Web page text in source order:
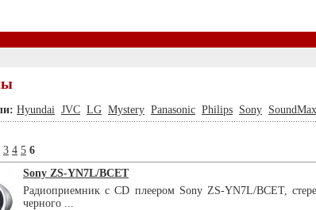
Hyundai JVC LG Mystery Panasonic Philips Sony SoundMax
3 4 5 6
Sony ZS-YN7L/BCET
Радиоприемник с CD плеером Sony ZS-YN7L/BCET,
черного ...